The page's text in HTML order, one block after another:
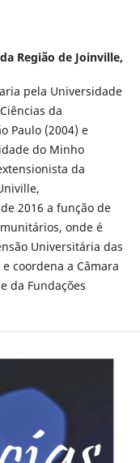
Região de Joinville,
pela Universidade
da
Paulo (2004) e
do Minho
da
2016 a função de
onde é
Universitária das
coordena a Câmara
da Fundações